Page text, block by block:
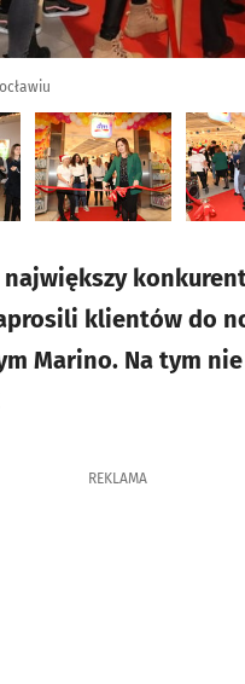
klientów do
Marino. Na tym
REKLAMA